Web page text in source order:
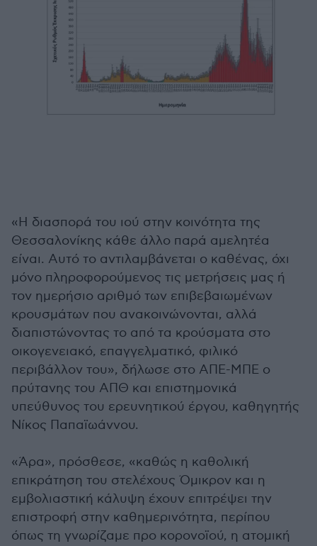
«Η διασπορά του ιού στην κοινότητα της
Θεσσαλονίκης κάθε άλλο παρά αμελητέα
είναι. Αυτό το αντιλαμβάνεται ο καθένας, όχι
μόνο πληροφορούμενος τις μετρήσεις μας ή
τον ημερήσιο αριθμό των επιβεβαιωμένων
κρουσμάτων που ανακοινώνονται, αλλά
διαπιστώνοντας το από τα κρούσματα στο
οικογενειακό, επαγγελματικό, φιλικό
περιβάλλον του», δήλωσε στο ΑΠΕ-ΜΠΕ ο
πρύτανης του ΑΠΘ και επιστημονικά
υπεύθυνος του ερευνητικού έργου, καθηγητής
Νίκος Παπαϊωάννου.
«Άρα», πρόσθεσε, «καθώς η καθολική
επικράτηση του στελέχους Όμικρον και η
εμβολιαστική κάλυψη έχουν επιτρέψει την
επιστροφή στην καθημερινότητα, περίπου
όπως τη γνωρίζαμε προ κορονοϊού, η ατομική